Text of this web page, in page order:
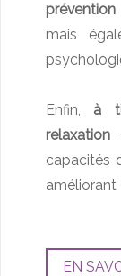
prévention
mais
Enfin, à
relaxation
capacités
améliorant
EN